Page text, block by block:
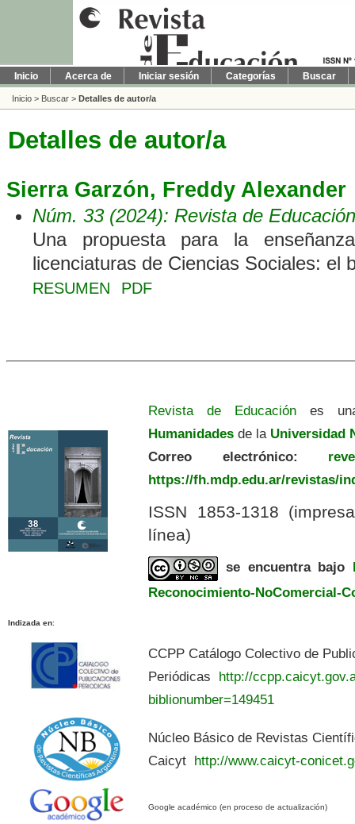
Inicio Acerca de Iniciar sesión Categorías Buscar
Inicio > Buscar > Detalles de autor/a
Detalles de autor/a
Sierra Garzón, Freddy Alexander
Núm. 33 (2024): Revista de
Una propuesta para la
licenciaturas de Ciencias Sociales: el
RESUMEN PDF
Revista de Educación es
Humanidades de la Universidad
Correo electrónico:
https://fh.mdp.edu.ar/revistas/
ISSN 1853-1318
línea)
se encuentra bajo
Reconocimiento-NoComercial-
Indizada en:
CCPP Catálogo Colectivo de
Periódicas http://
biblionumber=149451
Núcleo Básico de Revistas
Caicyt http://www.caicyt-
Google académico (en proceso de actualización)